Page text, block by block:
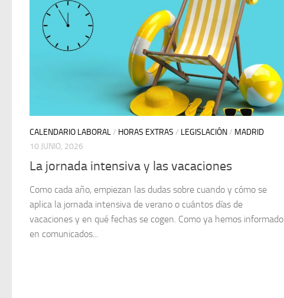
CALENDARIO LABORAL/ HORAS EXTRAS / LEGISLACIÓN/ MADRID
10 JUNIO, 2026
La jornada intensiva y las vacaciones
Como cada año, empiezan las dudas sobre cuando y cómo se
aplica la jornada intensiva de verano o cuántos días de
vacaciones y en qué fechas se cogen. Como ya hemos informado
en comunicados...